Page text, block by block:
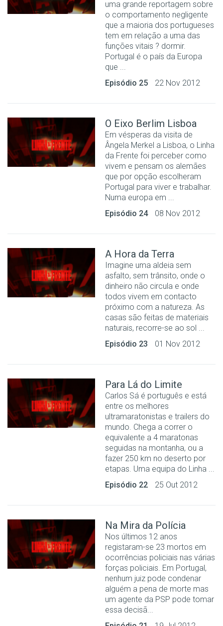
uma grande reportagem sobre
o comportamento negligente
que a maioria dos portugueses
tem em relação a uma das
funções vitais ? dormir.
Portugal é o país da Europa
que ...
Episódio 25
22 Nov 2012
O Eixo Berlim Lisboa
Em vésperas da visita de
Ângela Merkel a Lisboa, o Linha
da Frente foi perceber como
vivem e pensam os alemães
que por opção escolheram
Portugal para viver e trabalhar.
Numa europa em ...
Episódio 24
08 Nov 2012
A Hora da Terra
Imagine uma aldeia sem
asfalto, sem trânsito, onde o
dinheiro não circula e onde
todos vivem em contacto
próximo com a natureza. As
casas são feitas de materiais
naturais, recorre-se ao sol ...
Episódio 23
01 Nov 2012
Para Lá do Limite
Carlos Sá é português e está
entre os melhores
ultramaratonistas e trailers do
mundo. Chega a correr o
equivalente a 4 maratonas
seguidas na montanha, ou a
fazer 250 km no deserto por
etapas. Uma equipa do Linha ...
Episódio 22
25 Out 2012
Na Mira da Polícia
Nos últimos 12 anos
registaram-se 23 mortos em
ocorrências policiais nas várias
forças policiais. Em Portugal,
nenhum juiz pode condenar
alguém a pena de morte mas
um agente da PSP pode tomar
essa decisã...